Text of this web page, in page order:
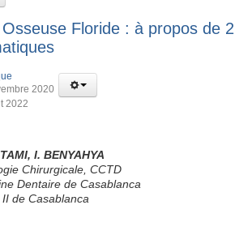
Floride : à propos de 2
2020
2022
I. BENYAHYA
Chirurgicale, CCTD
Dentaire de Casablanca
de Casablanca